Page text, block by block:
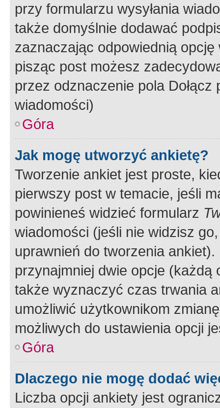
przy formularzu wysyłania
także domyślnie dodawać
zaznaczając odpowiednią
pisząc post możesz
przez odznaczenie pola
wiadomości)
Góra
Jak mogę utworzyć ankietę?
Tworzenie ankiet jest proste,
pierwszy post w temacie, jeśli
powinieneś widzieć formularz
wiadomości (jeśli nie widzisz
uprawnień do tworzenia
przynajmniej dwie opcje
także wyznaczyć czas trwania
umożliwić użytkownikom
możliwych do ustawienia opcji
Góra
Dlaczego nie mogę dodać
Liczba opcji ankiety jest